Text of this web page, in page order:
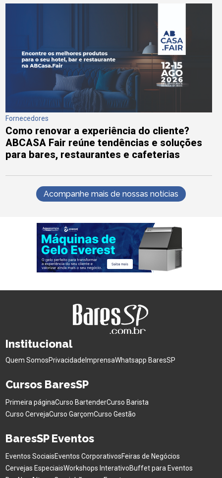
Fornecedores
Como renovar a experiência do cliente?
ABCASA Fair reúne tendências e soluções
para bares, restaurantes e cafeterias
Acompanhe mais de nossas notícias
Institucional
Quem SomosPrivacidade ImprensaWhatsapp BaresSP
Cursos BaresSP
Primeira páginaCurso BartenderCurso Barista
Curso CervejaCurso GarçomCurso Gestão
BaresSP Eventos
Eventos SociaisEventos CorporativosFeiras de Negócios
Cervejas EspeciaisWorkshops InterativoBuffet para Eventos